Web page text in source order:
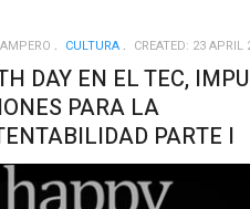
CULTURA CREATED: 23 APRIL
DAY EN EL TEC,
PARA LA
PARTE I